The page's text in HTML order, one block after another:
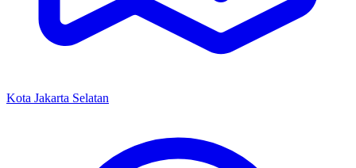
Kota Jakarta Selatan